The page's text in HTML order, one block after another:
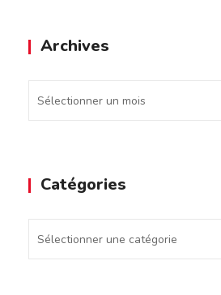
Archives
Archives
Sélectionner un mois
Catégories
Catégories
Sélectionner une catégorie